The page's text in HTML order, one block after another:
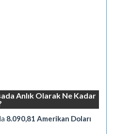
Anlık Olarak Ne Kadar
8.090,81 Amerikan Doları